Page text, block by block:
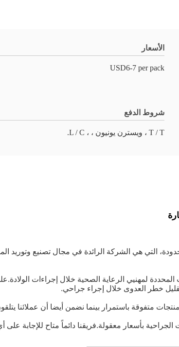
الأسعار
USD6-7 per pack
شروط الدفع
T / T ، ويسترن يونيون ، ، L / C.
التي هي الشركة الرائدة في مجال تصنيع وتوريد
لمهنيي الرعاية الصحية خلال إجراءات
خطر العدوى خلال إجراء جراحي.
متفوقة باستمرار بينما نضمن أيضا أن عملائنا
بأسعار معقولة.فريقنا دائماً متاح للإجابة